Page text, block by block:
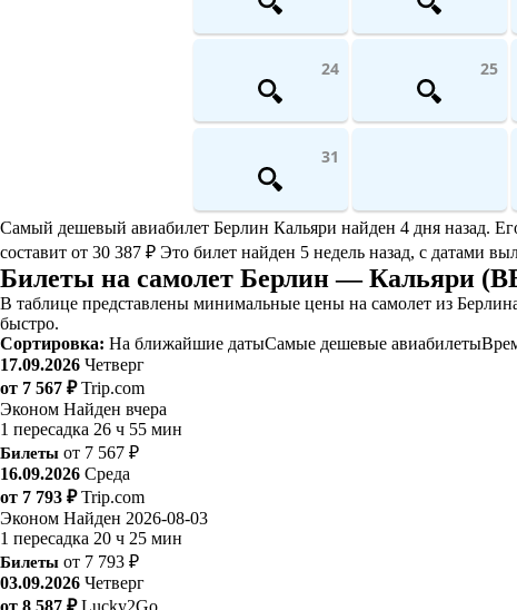
24 25
31
Самый дешевый авиабилет Берлин Кальяри найден 4 дня назад.
составит от 30 387 ₽ Это билет найден 5 недель назад, с датами
Билеты на самолет Берлин — Кальяри
В таблице представлены минимальные цены на самолет из
быстро.
Сортировка: На ближайшие датыСамые дешевые авиабилеты
17.09.2026 Четверг
от 7 567 ₽ Trip.com
Эконом Найден вчера
1 пересадка 26 ч 55 мин
Билеты от 7 567 ₽
16.09.2026 Среда
от 7 793 ₽ Trip.com
Эконом Найден 2026-08-03
1 пересадка 20 ч 25 мин
Билеты от 7 793 ₽
03.09.2026 Четверг
от 8 587 ₽ Lucky2Go